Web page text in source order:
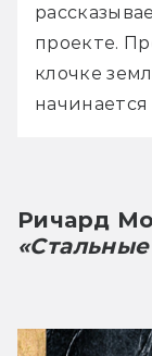
проекте.
клочке
начинается
Ричард